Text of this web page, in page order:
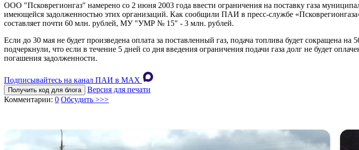
ООО "Псковрегионгаз" намерено со 2 июня 2003 года ввести ограничения на поставку газа
имеющейся задолженностью этих организаций. Как сообщили ПАИ в пресс-службе
составляет почти 60 млн. рублей, МУ "УМР № 15" - 3 млн. рублей.
Если до 30 мая не будет произведена оплата за поставленный газ, подача топлива будет сокращена
подчеркнули, что если в течение 5 дней со дня введения ограничения подачи газа долг не будет
погашения задолженности.
Подписывайтесь на канал ПАИ в MAХ
Получить код для блога
Версия для печати
Комментарии: 0 Обсудить >>>